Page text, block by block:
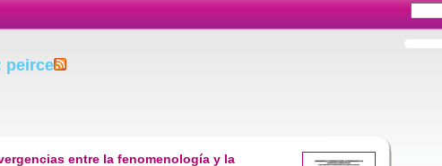
peirce
entre la fenomenología y la